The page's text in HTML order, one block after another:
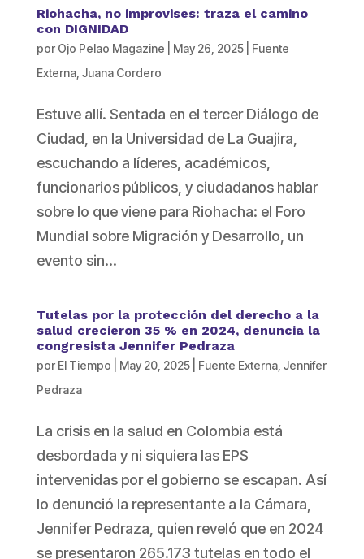
Riohacha, no improvises: traza el camino
con DIGNIDAD
por Ojo Pelao Magazine May 26, 2025| Fuente
Externa, Juana Cordero
Estuve allí. Sentada en el tercer Diálogo de
Ciudad, en la Universidad de La Guajira,
escuchando a líderes, académicos,
funcionarios públicos, y ciudadanos hablar
sobre lo que viene para Riohacha: el Foro
Mundial sobre Migración y Desarrollo, un
evento sin...
Tutelas por la protección del derecho a la
salud crecieron 35 % en 2024, denuncia la
congresista Jennifer Pedraza
por El Tiempo May 20, 2025| Fuente Externa, Jennifer
Pedraza
La crisis en la salud en Colombia está
desbordada y ni siquiera las EPS
intervenidas por el gobierno se escapan. Así
lo denunció la representante a la Cámara,
Jennifer Pedraza, quien reveló que en 2024
se presentaron 265.173 tutelas en todo el